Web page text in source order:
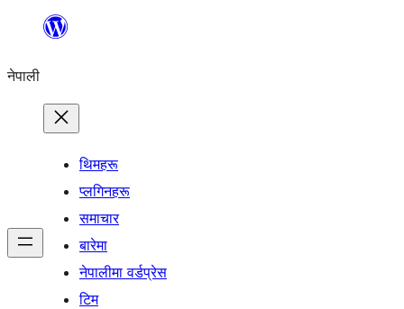
सामग्रीमा
नेपाली
थिमहरू
प्लगिनहरू
समाचार
बारेमा
नेपालीमा वर्डप्रेस
टिम